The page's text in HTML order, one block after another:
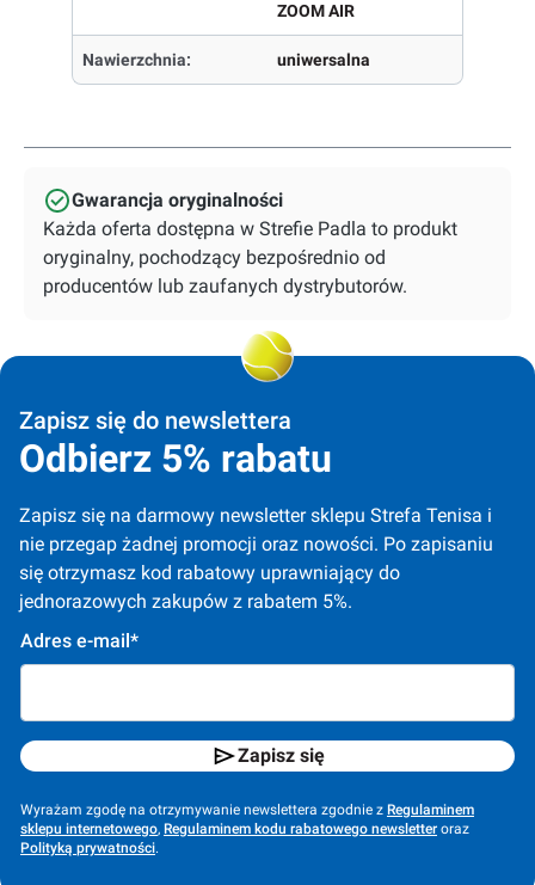
ZOOM AIR
Nawierzchnia: uniwersalna
Gwarancja oryginalności
Każda oferta dostępna w Strefie Padla to produkt
oryginalny, pochodzący bezpośrednio od
producentów lub zaufanych dystrybutorów.
Zapisz się do newslettera
Odbierz 5% rabatu
Zapisz się na darmowy newsletter sklepu Strefa Tenisa i
nie przegap żadnej promocji oraz nowości. Po zapisaniu
się otrzymasz kod rabatowy uprawniający do
jednorazowych zakupów z rabatem 5%.
Adres e-mail*
Zapisz się
Wyrażam zgodę na otrzymywanie newslettera zgodnie z Regulaminem
sklepu internetowego, Regulaminem kodu rabatowego newsletter oraz
Polityką prywatności.